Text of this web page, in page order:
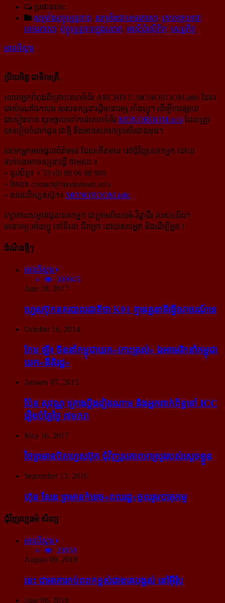
ប្រធានបទ:
សម្រាំងបច្ចុប្បន្នភាព, សម្រាំងជាខេមរភាសា, គ្រប់អត្ថបទជា
ខេមរភាសា, បច្ចុប្បន្នភាពក្នុងលោក, អាស៊ីប៉ាស៊ីភិក, សេដ្ឋកិច្ច
អានពិស្ដារ
ប្រិយមិត្ត ជាទីមេត្រី,
លោកអ្នកកំពុងពិគ្រោះគេហទំព័រ ARCHIVE.MONOROOM.info ដែល
ជាសំណៅឯកសារ របស់ទស្សនាវដ្ដីមនោរម្យ.អាំងហ្វូ។ ដើម្បីការផ្សាយ
ជាទៀងទាត់ សូមចូលទៅកាន់​គេហទំព័រ MONOROOM.info ដែលត្រូវ
បានរៀបចំដាក់ជូន ជាថ្មី និងមានសភាពប្រសើរជាងមុន។
លោកអ្នកអាចផ្ដល់ព័ត៌មាន ដែលកើតមាន នៅជុំវិញលោកអ្នក ដោយ
ទាក់ទងមកទស្សនាវដ្ដី តាមរយៈ៖
» ទូរស័ព្ទ៖ + 33 (0) 98 06 98 909
» មែល៖ contact@monoroom.info
» សារលើហ្វេសប៊ុក៖ MONOROOM.info
រក្សាភាពសម្ងាត់ជូនលោកអ្នក ជាក្រមសីលធម៌-​វិជ្ជាជីវៈ​របស់យើង។
មនោរម្យ.អាំងហ្វូ នៅទីនេះ ជិតអ្នក ដោយសារអ្នក និងដើម្បីអ្នក !
ដំណឹងថ្មីៗ
អានពិស្ដារ
300945
June 18, 2017
ហ្វេសប៊ុក​នគរបាល​ជាតិ​ថា K01 គ្មាន​តួនាទី​ធ្វើ​ចរាចរណ៍​ទេ
October 16, 2014
កែម ឡី៖ ចិន​នាំ​កម្ពុជា​យក​«កោះ​ត្រល់» ឯ​អាមេរិក​នាំ​កម្ពុជា​
យក​«នីតិរដ្ឋ»
January 07, 2015
ប៉ែន សុវណ្ណ គ្រោង​ប្តឹង​វៀតណាម និង​អ្នក​ពាក់​ព័ន្ធ​ទៅ ICC
រឿង​បំភ្លៃ​ថ្ងៃ ៧​មករា
May 16, 2017
ថៃ​ព្រមាន​បិត​ហ្វេសប៊ុក ជុំ​វិញ​រូបភាព​អាស្រូវ​របស់​ស្ដេច​ខ្លួន
September 13, 2016
ហ៊ុន សែន ព្រមាន​កំទេច​«ពលរដ្ឋ»​ចូលរួម​បាតុកម្ម
ជុំវិញវប្បធម៌ សិល្បៈ
អានពិស្ដារ
20858
August 09, 2018
នេះ ជា​អាគារ​កប់​ពពក​ខ្ពស់​ជាង​គេ​បង្អស់ នៅ​អ៊ឺរ៉ុប
June 06, 2018